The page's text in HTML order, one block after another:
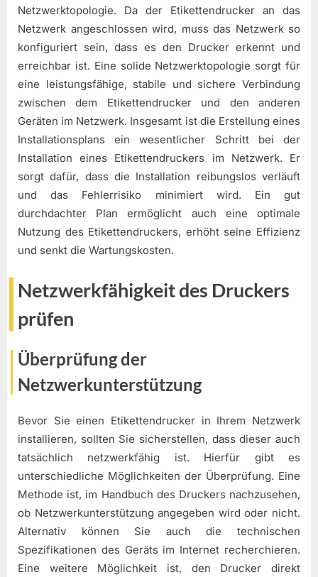
Netzwerktopologie. Da der Etikettendrucker an das
Netzwerk angeschlossen wird, muss das Netzwerk so
konfiguriert sein, dass es den Drucker erkennt und
erreichbar ist. Eine solide Netzwerktopologie sorgt für
eine leistungsfähige, stabile und sichere Verbindung
zwischen dem Etikettendrucker und den anderen
Geräten im Netzwerk. Insgesamt ist die Erstellung eines
Installationsplans ein wesentlicher Schritt bei der
Installation eines Etikettendruckers im Netzwerk. Er
sorgt dafür, dass die Installation reibungslos verläuft
und das Fehlerrisiko minimiert wird. Ein gut
durchdachter Plan ermöglicht auch eine optimale
Nutzung des Etikettendruckers, erhöht seine Effizienz
und senkt die Wartungskosten.
Netzwerkfähigkeit des Druckers
prüfen
Überprüfung der
Netzwerkunterstützung
Bevor Sie einen Etikettendrucker in Ihrem Netzwerk
installieren, sollten Sie sicherstellen, dass dieser auch
tatsächlich netzwerkfähig ist. Hierfür gibt es
unterschiedliche Möglichkeiten der Überprüfung. Eine
Methode ist, im Handbuch des Druckers nachzusehen,
ob Netzwerkunterstützung angegeben wird oder nicht.
Alternativ können Sie auch die technischen
Spezifikationen des Geräts im Internet recherchieren.
Eine weitere Möglichkeit ist, den Drucker direkt